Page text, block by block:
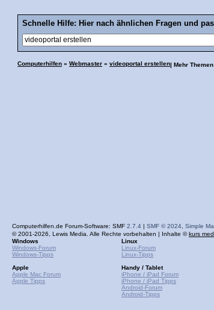
Schnelle Hilfe: Hier nach ähnlichen Fragen und
Computerhilfen » Webmaster » videoportal erstellen | Mehr
Computerhilfen.de Forum-Software: SMF 2.7.4 | SMF © 2024 Simple
© 2001-2026, Lewis Media. Alle Rechte vorbehalten | Inhalte ©kurs
Windows
Windows-Forum
Windows-Tipps
Apple
Apple Mac Forum
Apple Tipps
Linux
Linux-Forum
Linux-Tipps
Handy / Tablet
iPhone / iPad Forum
iPhone / iPad Tipps
Android-Forum
Android-Tipps